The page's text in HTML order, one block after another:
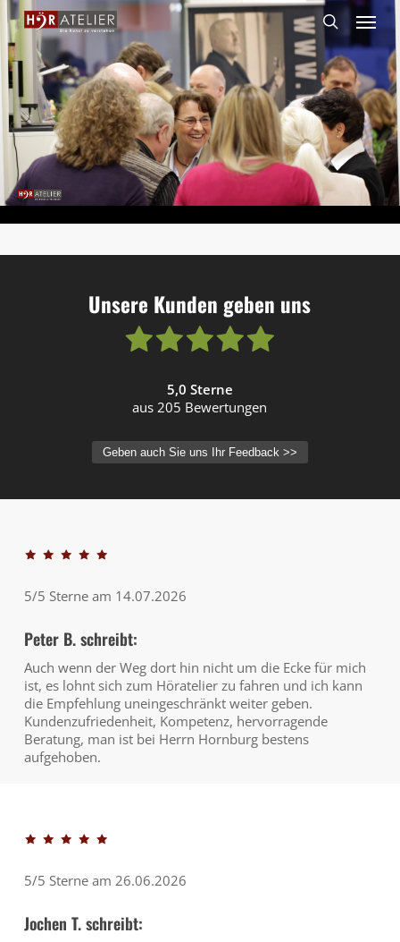
Skip
to
main
content
search
Menu
Unsere Kunden geben uns
5,0 Sterne
aus 205 Bewertungen
Geben auch Sie uns Ihr Feedback >>
5/5 Sterne am 14.07.2026
Peter B. schreibt:
Auch wenn der Weg dort hin nicht um die Ecke für mich
ist, es lohnt sich zum Höratelier zu fahren und ich kann
die Empfehlung uneingeschränkt weiter geben.
Kundenzufriedenheit, Kompetenz, hervorragende
Beratung, man ist bei Herrn Hornburg bestens
aufgehoben.
5/5 Sterne am 26.06.2026
Jochen T. schreibt: